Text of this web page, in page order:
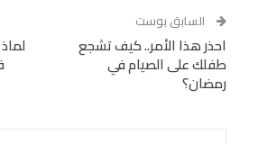
Tumblr
البريد الإلكتروني
StumbleUpon
Digg
LINE
السابق بوست
احذر هذا الأمر.. كيف تشجع
طفلك على الصيام في
رمضان؟